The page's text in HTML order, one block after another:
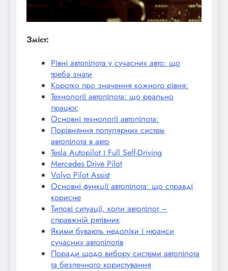
Зміст:
Рівні автопілота у сучасних авто: що
треба знати
Коротко про значення кожного рівня:
Технології автопілота: що реально
працює
Основні технології автопілота:
Порівняння популярних систем
автопілота в авто
Tesla Autopilot і Full Self-Driving
Mercedes Drive Pilot
Volvo Pilot Assist
Основні функції автопілота: що справді
корисне
Типові ситуації, коли автопілот –
справжній рятівник
Якими бувають недоліки і нюанси
сучасних автопілотів
Поради щодо вибору системи автопілота
та безпечного користування